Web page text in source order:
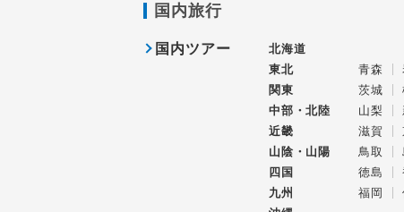
国内旅行
国内ツアー
北海道
東北
青森
関東
茨城
中部・北陸
山梨
近畿
滋賀
山陰・山陽
鳥取
四国
徳島
九州
福岡